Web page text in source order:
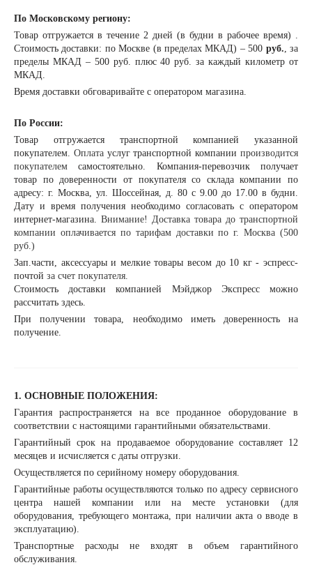
По Московскому региону:
Товар отгружается в течение 2 дней (в будни в рабочее время) .
Стоимость доставки: по Москве (в пределах МКАД) – 500 руб., за
пределы МКАД – 500 руб. плюс 40 руб. за каждый километр от
МКАД.
Время доставки обговаривайте с оператором магазина.
По России:
Товар отгружается транспортной компанией указанной
покупателем. Оплатауслуг транспортной компаниипроизводится
покупателем самостоятельно. Компания-перевозчик получает
товар по доверенности от покупателя со склада компании по
адресу: г. Москва, ул. Шоссейная, д. 80 с 9.00 до 17.00 в будни.
Дату и время получения необходимо согласовать с оператором
интернет-магазина. Внимание! Доставка товара до транспортной
компании оплачивается по тарифам доставки по г. Москва (500
руб.)
Зап.части, аксессуары и мелкие товары весом до 10 кг - эспресс-
почтой за счет покупателя.
Стоимость доставки компанией Мэйджор Экспресс можно
рассчитать здесь.
При получении товара, необходимо иметь доверенность на
получение.
1. ОСНОВНЫЕ ПОЛОЖЕНИЯ:
Гарантия распространяется на все проданное оборудование в
соответствии с настоящими гарантийными обязательствами.
Гарантийный срок на продаваемое оборудование составляет 12
месяцев и исчисляется с даты отгрузки.
Осуществляется по серийному номеру оборудования.
Гарантийные работы осуществляются только по адресу сервисного
центра нашей компании или на месте установки (для
оборудования, требующего монтажа, при наличии акта о вводе в
эксплуатацию).
Транспортные расходы не входят в объем гарантийного
обслуживания.